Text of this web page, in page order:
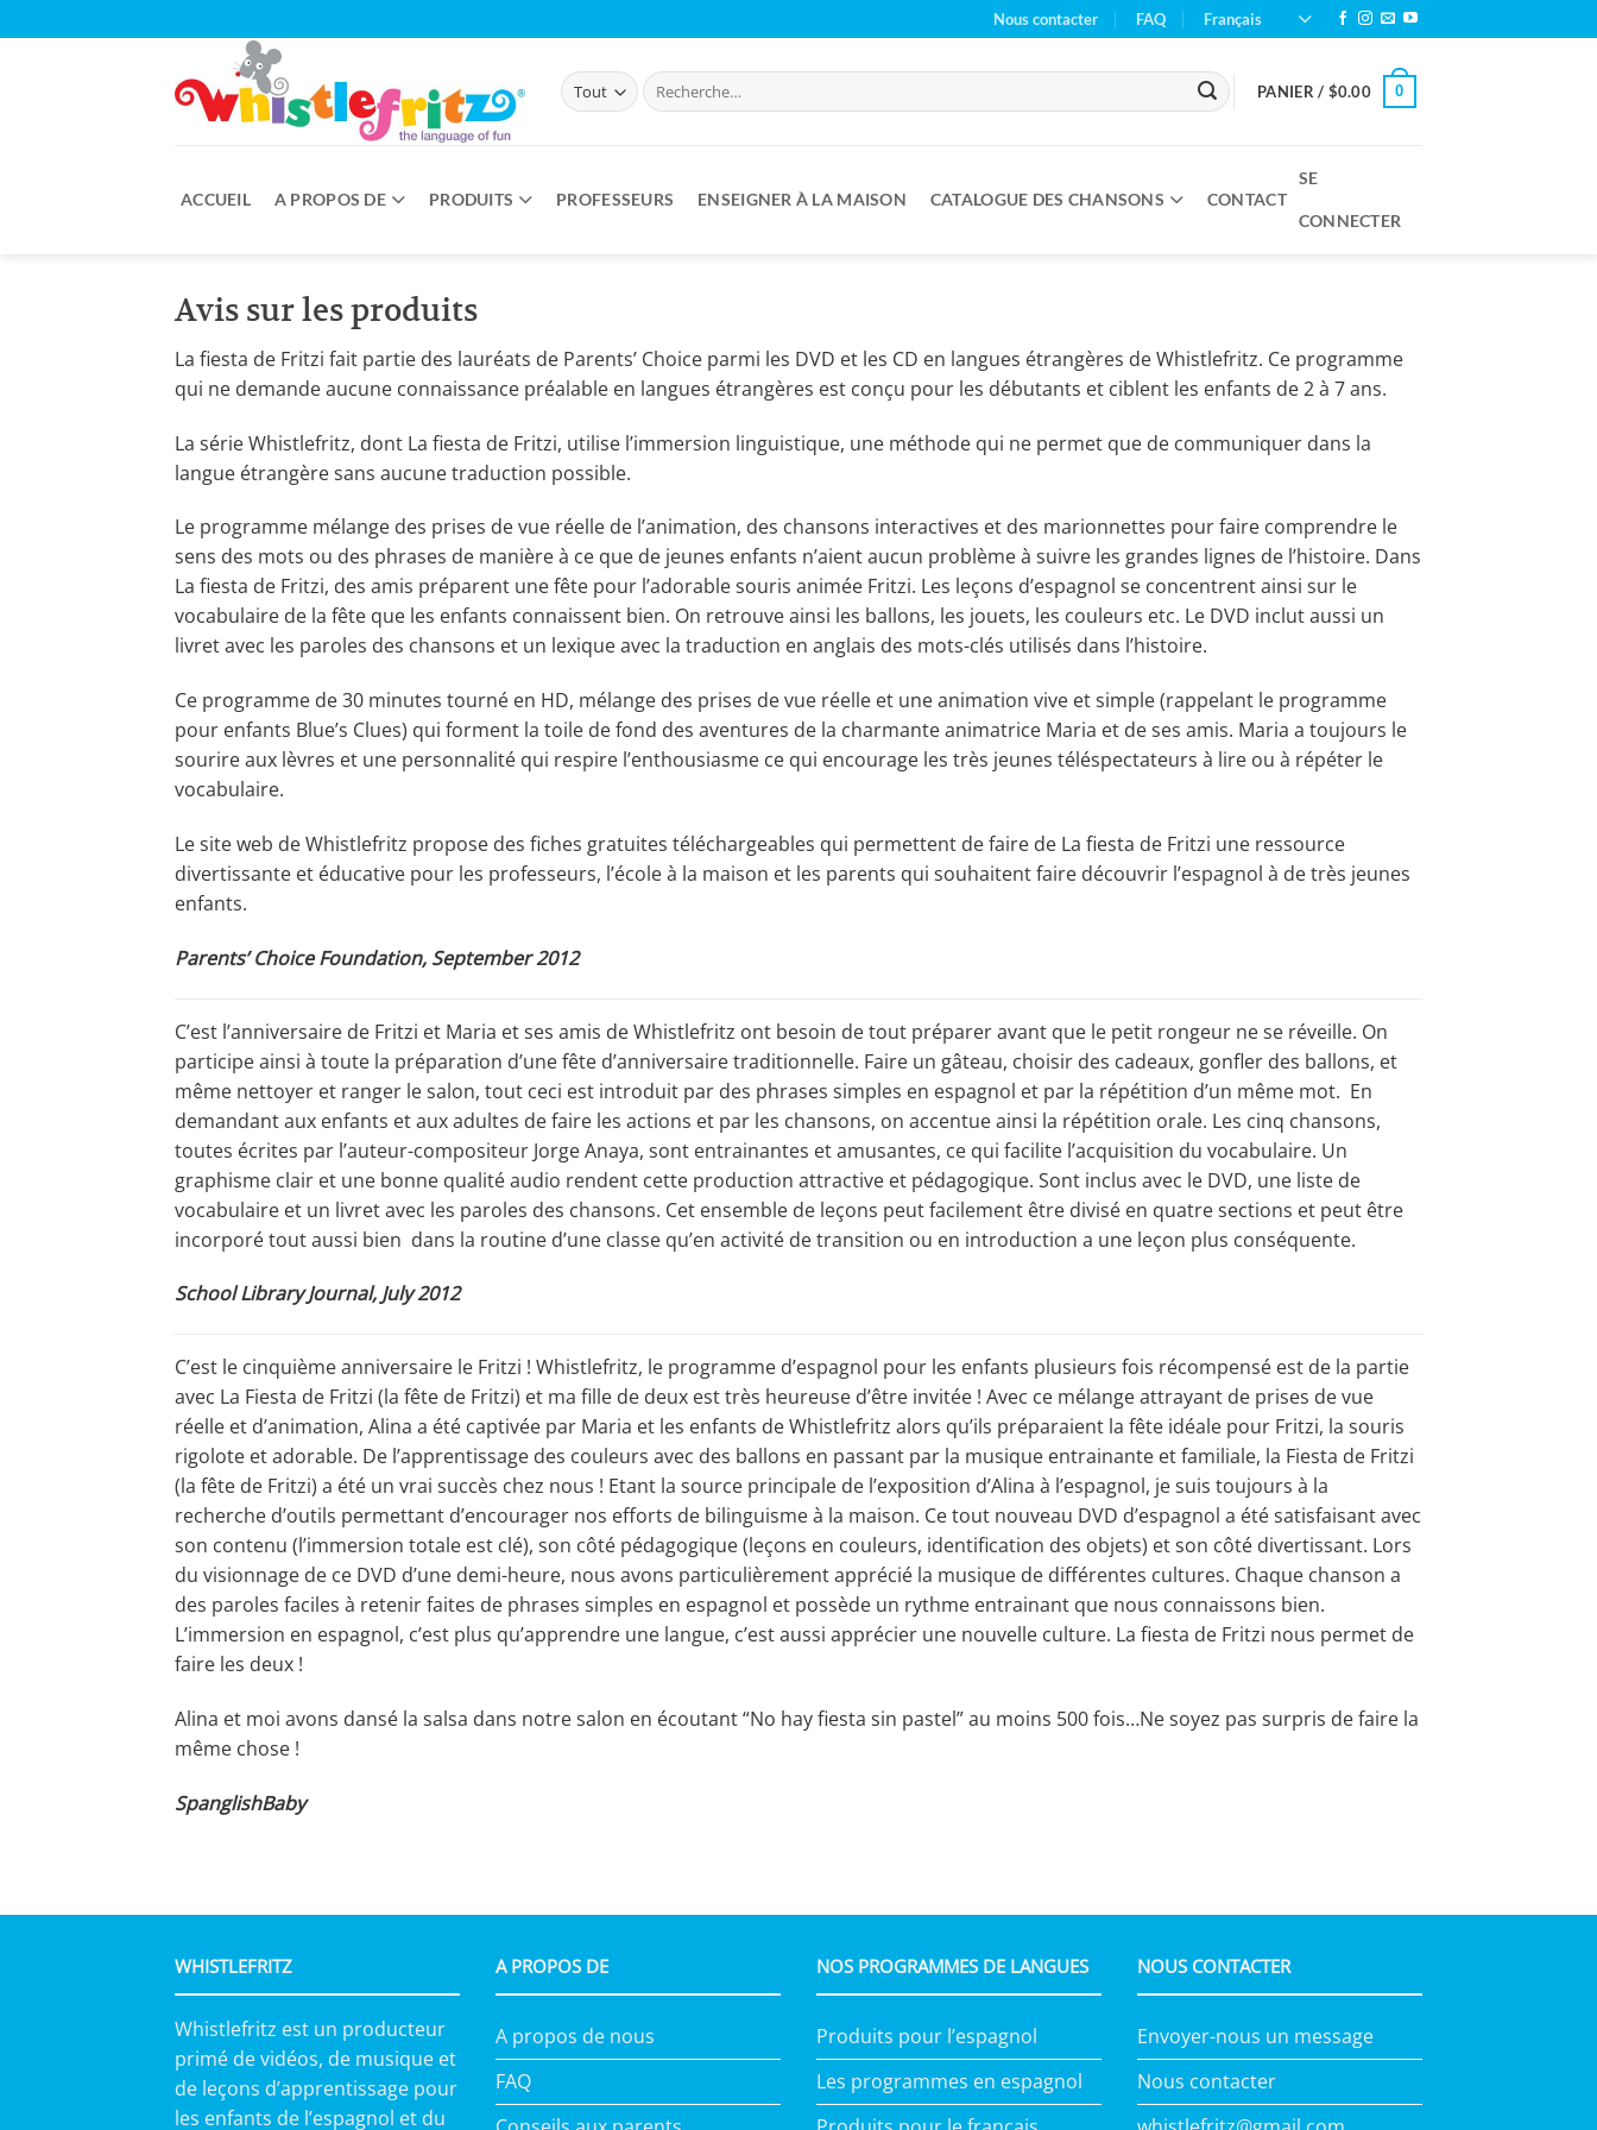
au
Nous contacter FAQ Français
Recherche
pour :
PANIER / $0.00 0
ACCUEIL A PROPOS DE PRODUITS PROFESSEURS ENSEIGNER À LA MAISON CATALOGUE DES CHANSONS CONTACT
SE
CONNECTER
Avis sur les produits
La fiesta de Fritzi fait partie des lauréats de Parents’ Choice parmi les DVD et les CD en langues étrangères de Whistlefritz. Ce programme
qui ne demande aucune connaissance préalable en langues étrangères est conçu pour les débutants et ciblent les enfants de 2 à 7 ans.
La série Whistlefritz, dont La fiesta de Fritzi, utilise l’immersion linguistique, une méthode qui ne permet que de communiquer dans la
langue étrangère sans aucune traduction possible.
Le programme mélange des prises de vue réelle de l’animation, des chansons interactives et des marionnettes pour faire comprendre le
sens des mots ou des phrases de manière à ce que de jeunes enfants n’aient aucun problème à suivre les grandes lignes de l’histoire. Dans
La fiesta de Fritzi, des amis préparent une fête pour l’adorable souris animée Fritzi. Les leçons d’espagnol se concentrent ainsi sur le
vocabulaire de la fête que les enfants connaissent bien. On retrouve ainsi les ballons, les jouets, les couleurs etc. Le DVD inclut aussi un
livret avec les paroles des chansons et un lexique avec la traduction en anglais des mots-clés utilisés dans l’histoire.
Ce programme de 30 minutes tourné en HD, mélange des prises de vue réelle et une animation vive et simple (rappelant le programme
pour enfants Blue’s Clues) qui forment la toile de fond des aventures de la charmante animatrice Maria et de ses amis. Maria a toujours le
sourire aux lèvres et une personnalité qui respire l’enthousiasme ce qui encourage les très jeunes téléspectateurs à lire ou à répéter le
vocabulaire.
Le site web de Whistlefritz propose des fiches gratuites téléchargeables qui permettent de faire de La fiesta de Fritzi une ressource
divertissante et éducative pour les professeurs, l’école à la maison et les parents qui souhaitent faire découvrir l’espagnol à de très jeunes
enfants.
Parents’ Choice Foundation, September 2012
C’est l’anniversaire de Fritzi et Maria et ses amis de Whistlefritz ont besoin de tout préparer avant que le petit rongeur ne se réveille. On
participe ainsi à toute la préparation d’une fête d’anniversaire traditionnelle. Faire un gâteau, choisir des cadeaux, gonfler des ballons, et
même nettoyer et ranger le salon, tout ceci est introduit par des phrases simples en espagnol et par la répétition d’un même mot. En
demandant aux enfants et aux adultes de faire les actions et par les chansons, on accentue ainsi la répétition orale. Les cinq chansons,
toutes écrites par l’auteur-compositeur Jorge Anaya, sont entrainantes et amusantes, ce qui facilite l’acquisition du vocabulaire. Un
graphisme clair et une bonne qualité audio rendent cette production attractive et pédagogique. Sont inclus avec le DVD, une liste de
vocabulaire et un livret avec les paroles des chansons. Cet ensemble de leçons peut facilement être divisé en quatre sections et peut être
incorporé tout aussi bien dans la routine d’une classe qu’en activité de transition ou en introduction a une leçon plus conséquente.
School Library Journal, July 2012
C’est le cinquième anniversaire le Fritzi ! Whistlefritz, le programme d’espagnol pour les enfants plusieurs fois récompensé est de la partie
avec La Fiesta de Fritzi (la fête de Fritzi) et ma fille de deux est très heureuse d’être invitée ! Avec ce mélange attrayant de prises de vue
réelle et d’animation, Alina a été captivée par Maria et les enfants de Whistlefritz alors qu’ils préparaient la fête idéale pour Fritzi, la souris
rigolote et adorable. De l’apprentissage des couleurs avec des ballons en passant par la musique entrainante et familiale, la Fiesta de Fritzi
(la fête de Fritzi) a été un vrai succès chez nous ! Etant la source principale de l’exposition d’Alina à l’espagnol, je suis toujours à la
recherche d’outils permettant d’encourager nos efforts de bilinguisme à la maison. Ce tout nouveau DVD d’espagnol a été satisfaisant avec
son contenu (l’immersion totale est clé), son côté pédagogique (leçons en couleurs, identification des objets) et son côté divertissant. Lors
du visionnage de ce DVD d’une demi-heure, nous avons particulièrement apprécié la musique de différentes cultures. Chaque chanson a
des paroles faciles à retenir faites de phrases simples en espagnol et possède un rythme entrainant que nous connaissons bien.
L’immersion en espagnol, c’est plus qu’apprendre une langue, c’est aussi apprécier une nouvelle culture. La fiesta de Fritzi nous permet de
faire les deux !
Alina et moi avons dansé la salsa dans notre salon en écoutant “No hay fiesta sin pastel” au moins 500 fois…Ne soyez pas surpris de faire la
même chose !
SpanglishBaby
WHISTLEFRITZ
Whistlefritz est un producteur
primé de vidéos, de musique et
de leçons d’apprentissage pour
les enfants de l’espagnol et du
A PROPOS DE
A propos de nous
FAQ
NOS PROGRAMMES DE LANGUES
Produits pour l’espagnol
Les programmes en espagnol
NOUS CONTACTER
Envoyer-nous un message
Nous contacter